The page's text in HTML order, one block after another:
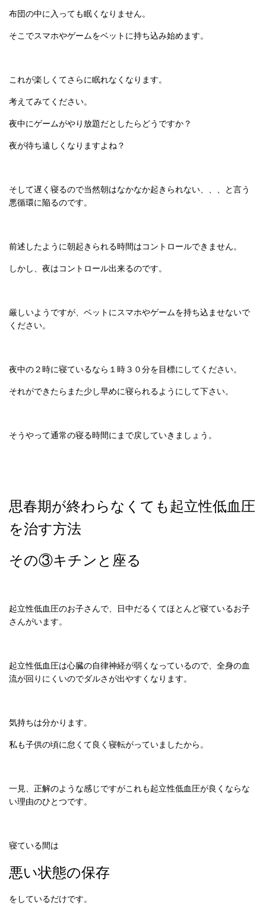
布団の中に入っても眠くなりません。
そこでスマホやゲームをベットに持ち込み始めます。
これが楽しくてさらに眠れなくなります。
考えてみてください。
夜中にゲームがやり放題だとしたらどうですか？
夜が待ち遠しくなりますよね？
そして遅く寝るので当然朝はなかなか起きられない、、、と言う
悪循環に陥るのです。
前述したように朝起きられる時間はコントロールできません。
しかし、夜はコントロール出来るのです。
厳しいようですが、ベットにスマホやゲームを持ち込ませないで
ください。
夜中の２時に寝ているなら１時３０分を目標にしてください。
それができたらまた少し早めに寝られるようにして下さい。
そうやって通常の寝る時間にまで戻していきましょう。
思春期が終わらなくても起立性低血圧
を治す方法
その③キチンと座る
起立性低血圧のお子さんで、日中だるくてほとんど寝ているお子
さんがいます。
起立性低血圧は心臓の自律神経が弱くなっているので、全身の血
流が回りにくいのでダルさが出やすくなります。
気持ちは分かります。
私も子供の頃に怠くて良く寝転がっていましたから。
一見、正解のような感じですがこれも起立性低血圧が良くならな
い理由のひとつです。
寝ている間は
悪い状態の保存
をしているだけです。